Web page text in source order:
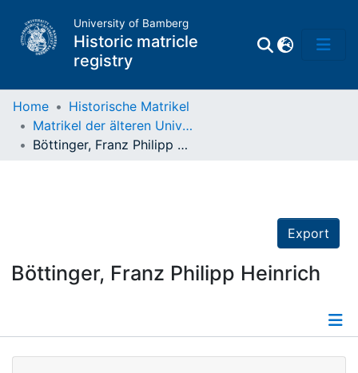
University of Bamberg
Historic matricle
registry
Matrikel
Home
Historische Matrikel
Matrikel der älteren Universität
Böttinger, Franz Philipp Heinrich
Export
Böttinger, Franz Philipp Heinrich
Details